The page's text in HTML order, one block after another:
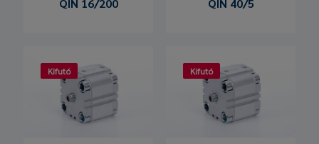
QIN 16/200 QIN 40/5
Kifutó Kifutó